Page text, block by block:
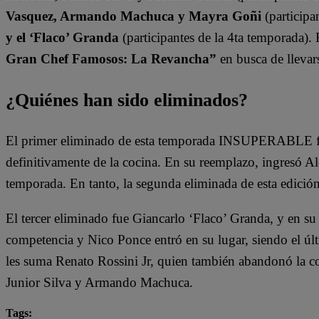
Vasquez, Armando Machuca y Mayra Goñi
y el ‘Flaco’ Granda (participantes de la 4ta temporada).
Gran Chef Famosos: La Revancha” en busca de
¿Quiénes han sido eliminados?
El primer eliminado de esta temporada INSUPERABLE
definitivamente de la cocina. En su reemplazo, ingresó
temporada. En tanto, la segunda eliminada de esta
El tercer eliminado fue Giancarlo ‘Flaco’ Granda, y en
competencia y Nico Ponce entró en su lugar, siendo el
les suma Renato Rossini Jr, quien también abandonó la
Junior Silva y Armando Machuca.
Tags: